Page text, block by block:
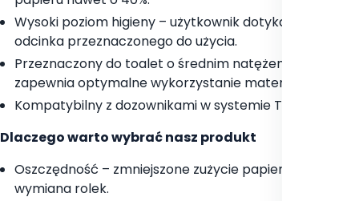
Wysoki poziom higieny – użytkownik dotyka wyłącznie
odcinka przeznaczonego do użycia.
Przeznaczony do toalet o średnim natężeniu ruchu,
zapewnia optymalne wykorzystanie materiału.
Kompatybilny z dozownikami w systemie Tork T9*.
Dlaczego warto wybrać nasz produkt
Oszczędność – zmniejszone zużycie papieru i rzadsza
wymiana rolek.